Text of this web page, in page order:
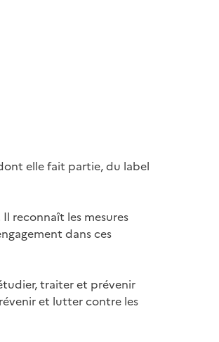
elle fait partie, du label
reconnaît les mesures
dans ces
traiter et prévenir
et lutter contre les